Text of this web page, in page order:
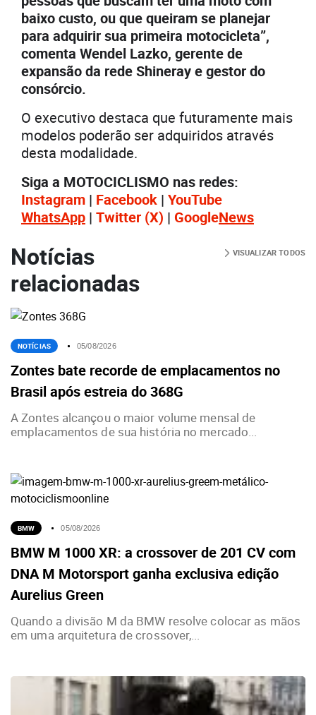
baixo custo, ou que queiram se planejar
para adquirir sua primeira motocicleta”,
comenta Wendel Lazko, gerente de
expansão da rede Shineray e gestor do
consórcio.
O executivo destaca que futuramente mais
modelos poderão ser adquiridos através
desta modalidade.
Siga a MOTOCICLISMO nas redes:
Instagram | Facebook | YouTube
WhatsApp | Twitter (X) | GoogleNews
Notícias
relacionadas
VISUALIZAR TODOS
NOTÍCIAS 05/08/2026
Zontes bate recorde de emplacamentos no
Brasil após estreia do 368G
A Zontes alcançou o maior volume mensal de
emplacamentos de sua história no mercado...
BMW 05/08/2026
BMW M 1000 XR: a crossover de 201 CV com
DNA M Motorsport ganha exclusiva edição
Aurelius Green
Quando a divisão M da BMW resolve colocar as mãos
em uma arquitetura de crossover,...